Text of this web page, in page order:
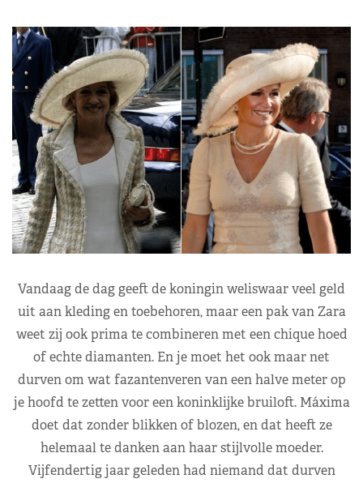
Vandaag de dag geeft de koningin weliswaar veel geld
uit aan kleding en toebehoren, maar een pak van Zara
weet zij ook prima te combineren met een chique hoed
of echte diamanten. En je moet het ook maar net
durven om wat fazantenveren van een halve meter op
je hoofd te zetten voor een koninklijke bruiloft. Máxima
doet dat zonder blikken of blozen, en dat heeft ze
helemaal te danken aan haar stijlvolle moeder.
Vijfendertig jaar geleden had niemand dat durven